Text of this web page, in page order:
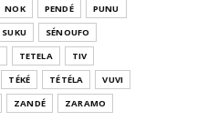
NOK PENDÉ
PUNU
SUKU
SÉNOUFO
TETELA
TIV
TÉKÉ TÉTÉLA
VUVI
ZANDÉ
ZARAMO